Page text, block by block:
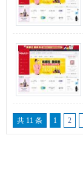
共 11 条 1 2